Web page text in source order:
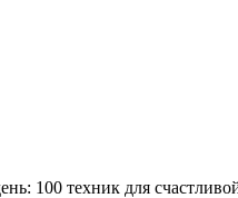
100 техник для